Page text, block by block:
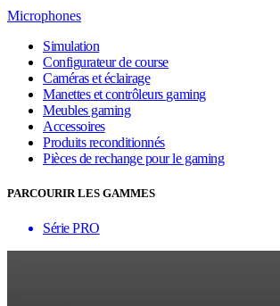
Microphones
Simulation
Configurateur de course
Caméras et éclairage
Manettes et contrôleurs gaming
Meubles gaming
Accessoires
Produits reconditionnés
Pièces de rechange pour le gaming
PARCOURIR LES GAMMES
Série PRO